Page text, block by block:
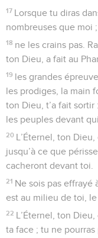
17 Lorsque tu diras
nombreuses que moi
18 ne les crains pas.
ton Dieu, a fait au
19 les grandes
les prodiges, la main
ton Dieu, t’a fait sortir
les peuples devant
20 L’Éternel, ton
jusqu’à ce que
cacheront devant toi.
21 Ne sois pas effrayé
est au milieu de toi,
22 L’Éternel, ton
ta face ; tu ne